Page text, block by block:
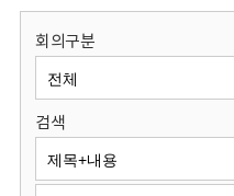
원
회
회의구분
검색